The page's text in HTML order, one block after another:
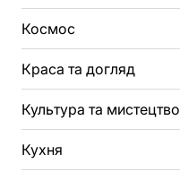
Космос
Краса та догляд
Культура та мистецтво
Кухня